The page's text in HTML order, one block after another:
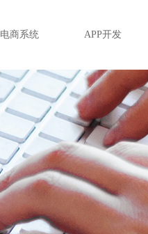
电商系统 APP开发